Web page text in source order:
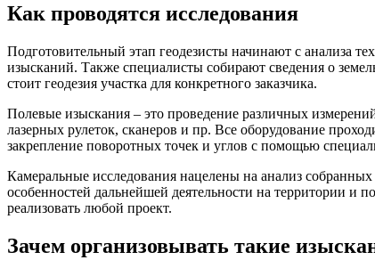
Как проводятся исследования
Подготовительный этап геодезисты начинают с анализа
изысканий. Также специалисты собирают сведения о
стоит геодезия участка для конкретного заказчика.
Полевые изыскания – это проведение различных
лазерных рулеток, сканеров и пр. Все оборудование
закрепление поворотных точек и углов с помощью
Камеральные исследования нацелены на анализ
особенностей дальнейшей деятельности на территории и
реализовать любой проект.
Зачем организовывать такие